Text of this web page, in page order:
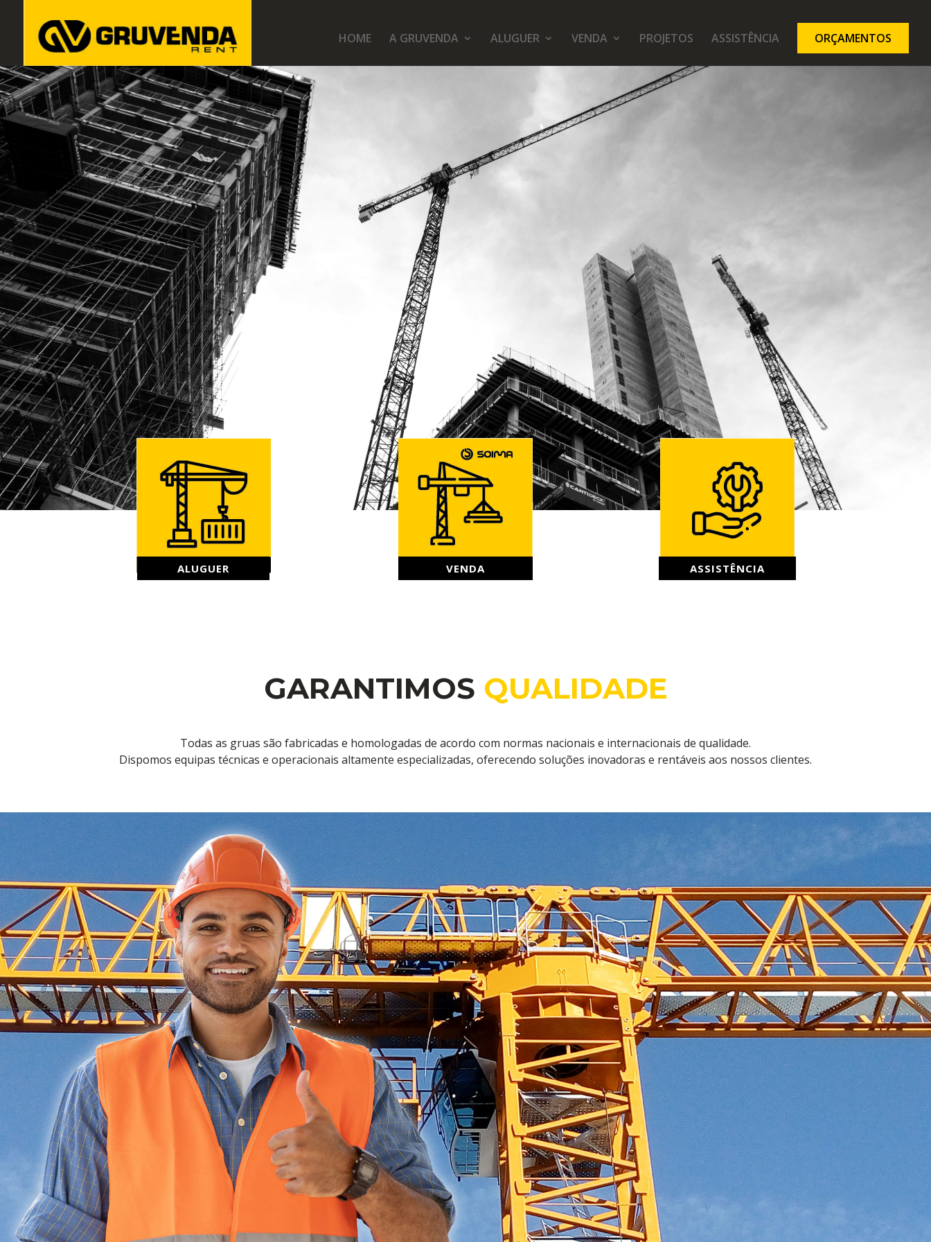
HOME A GRUVENDA ALUGUER VENDA PROJETOS ASSISTÊNCIA ORÇAMENTOS
ALUGUER VENDA ASSISTÊNCIA
GARANTIMOS QUALIDADE
Todas as gruas são fabricadas e homologadas de acordo com normas nacionais e internacionais de qualidade.
Dispomos equipas técnicas e operacionais altamente especializadas, oferecendo soluções inovadoras e rentáveis aos nossos clientes.